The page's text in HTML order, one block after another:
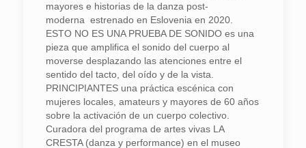
mayores e historias de la danza post-
moderna estrenado en Eslovenia en 2020.
ESTO NO ES UNA PRUEBA DE SONIDO es una
pieza que amplifica el sonido del cuerpo al
moverse desplazando las atenciones entre el
sentido del tacto, del oído y de la vista.
PRINCIPIANTES una práctica escénica con
mujeres locales, amateurs y mayores de 60 años
sobre la activación de un cuerpo colectivo.
Curadora del programa de artes vivas LA
CRESTA (danza y performance) en el museo